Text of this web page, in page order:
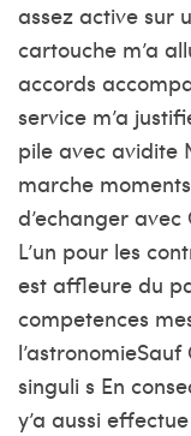
assez active sur
cartouche m’a
accords
service m’a
pile avec avidite
marche
d’echanger
L’un pour les
est affleure du
competences
l’astronomieSauf
singuli s En
y’a aussi